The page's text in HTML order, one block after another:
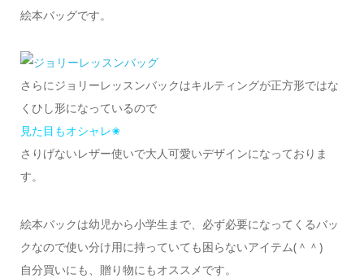
絵本バッグです。
さらにジョリーレッスンバックはキルティングが正方形ではな
くひし形になっているので
見た目もオシャレ✬
さりげないレザー使いで大人可愛いデザインになっておりま
す。
絵本バックは幼児から小学生まで、必ず必要になってくるバッ
クなので使い分け用に持っていても困らないアイテム(＾＾)
自分買いにも、贈り物にもオススメです。